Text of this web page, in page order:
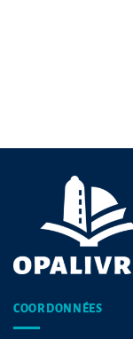
COORDONNÉES